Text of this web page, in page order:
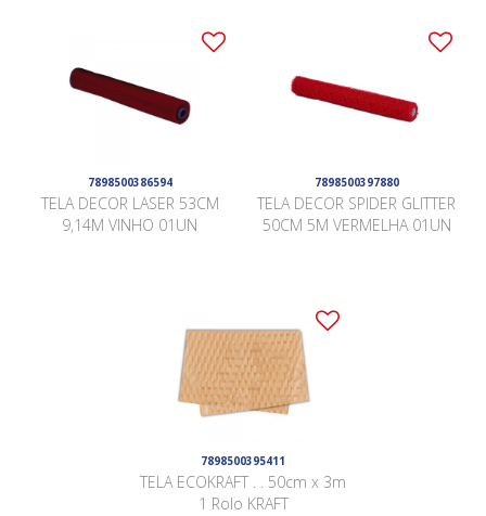
7898500386594
TELA DECOR LASER 53CM
9,14M VINHO 01UN
7898500397880
TELA DECOR SPIDER GLITTER
50CM 5M VERMELHA 01UN
7898500395411
TELA ECOKRAFT . . 50cm x 3m
1 Rolo KRAFT